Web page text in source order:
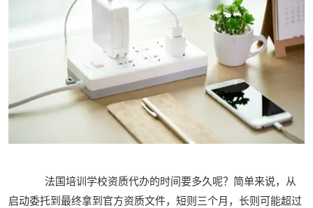
法国培训学校资质代办的时间要多久呢？简单来说，从
启动委托到最终拿到官方资质文件，短则三个月，长则可能超过